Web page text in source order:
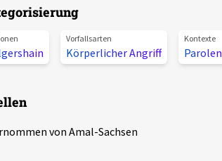
Vorfallsarten
Körperlicher Angriff
Kontexte
Parolen
von Amal-Sachsen